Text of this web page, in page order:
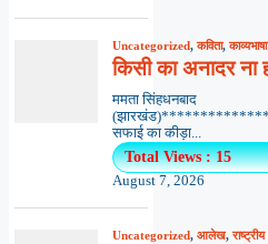
Uncategorized,कविता,काव्यभाषा
किसी का अनादर ना
ममता सिंहधनबाद
सफाई का कीड़ा...
Total Views : 15
August 7, 2026
Uncategorized, आलेख,राष्ट्रीय